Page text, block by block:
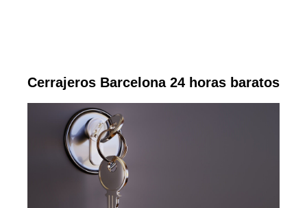
Cerrajeros Barcelona 24 horas baratos